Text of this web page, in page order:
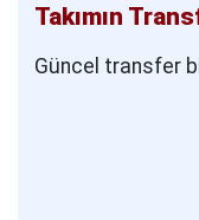
Takımın
Güncel transfer